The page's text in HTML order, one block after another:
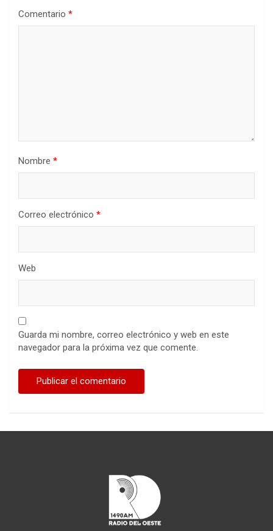
Comentario *
Nombre *
Correo electrónico *
Web
Guarda mi nombre, correo electrónico y web en este
navegador para la próxima vez que comente.